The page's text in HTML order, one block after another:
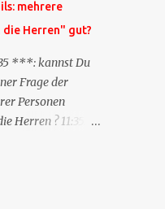
Blog an die
einen 'Ping'
übergibt
meines
nichts
beim
mehrere
die Herren" gut?
***: kannst Du
Frage der
Personen
Herren ? 11:35:07